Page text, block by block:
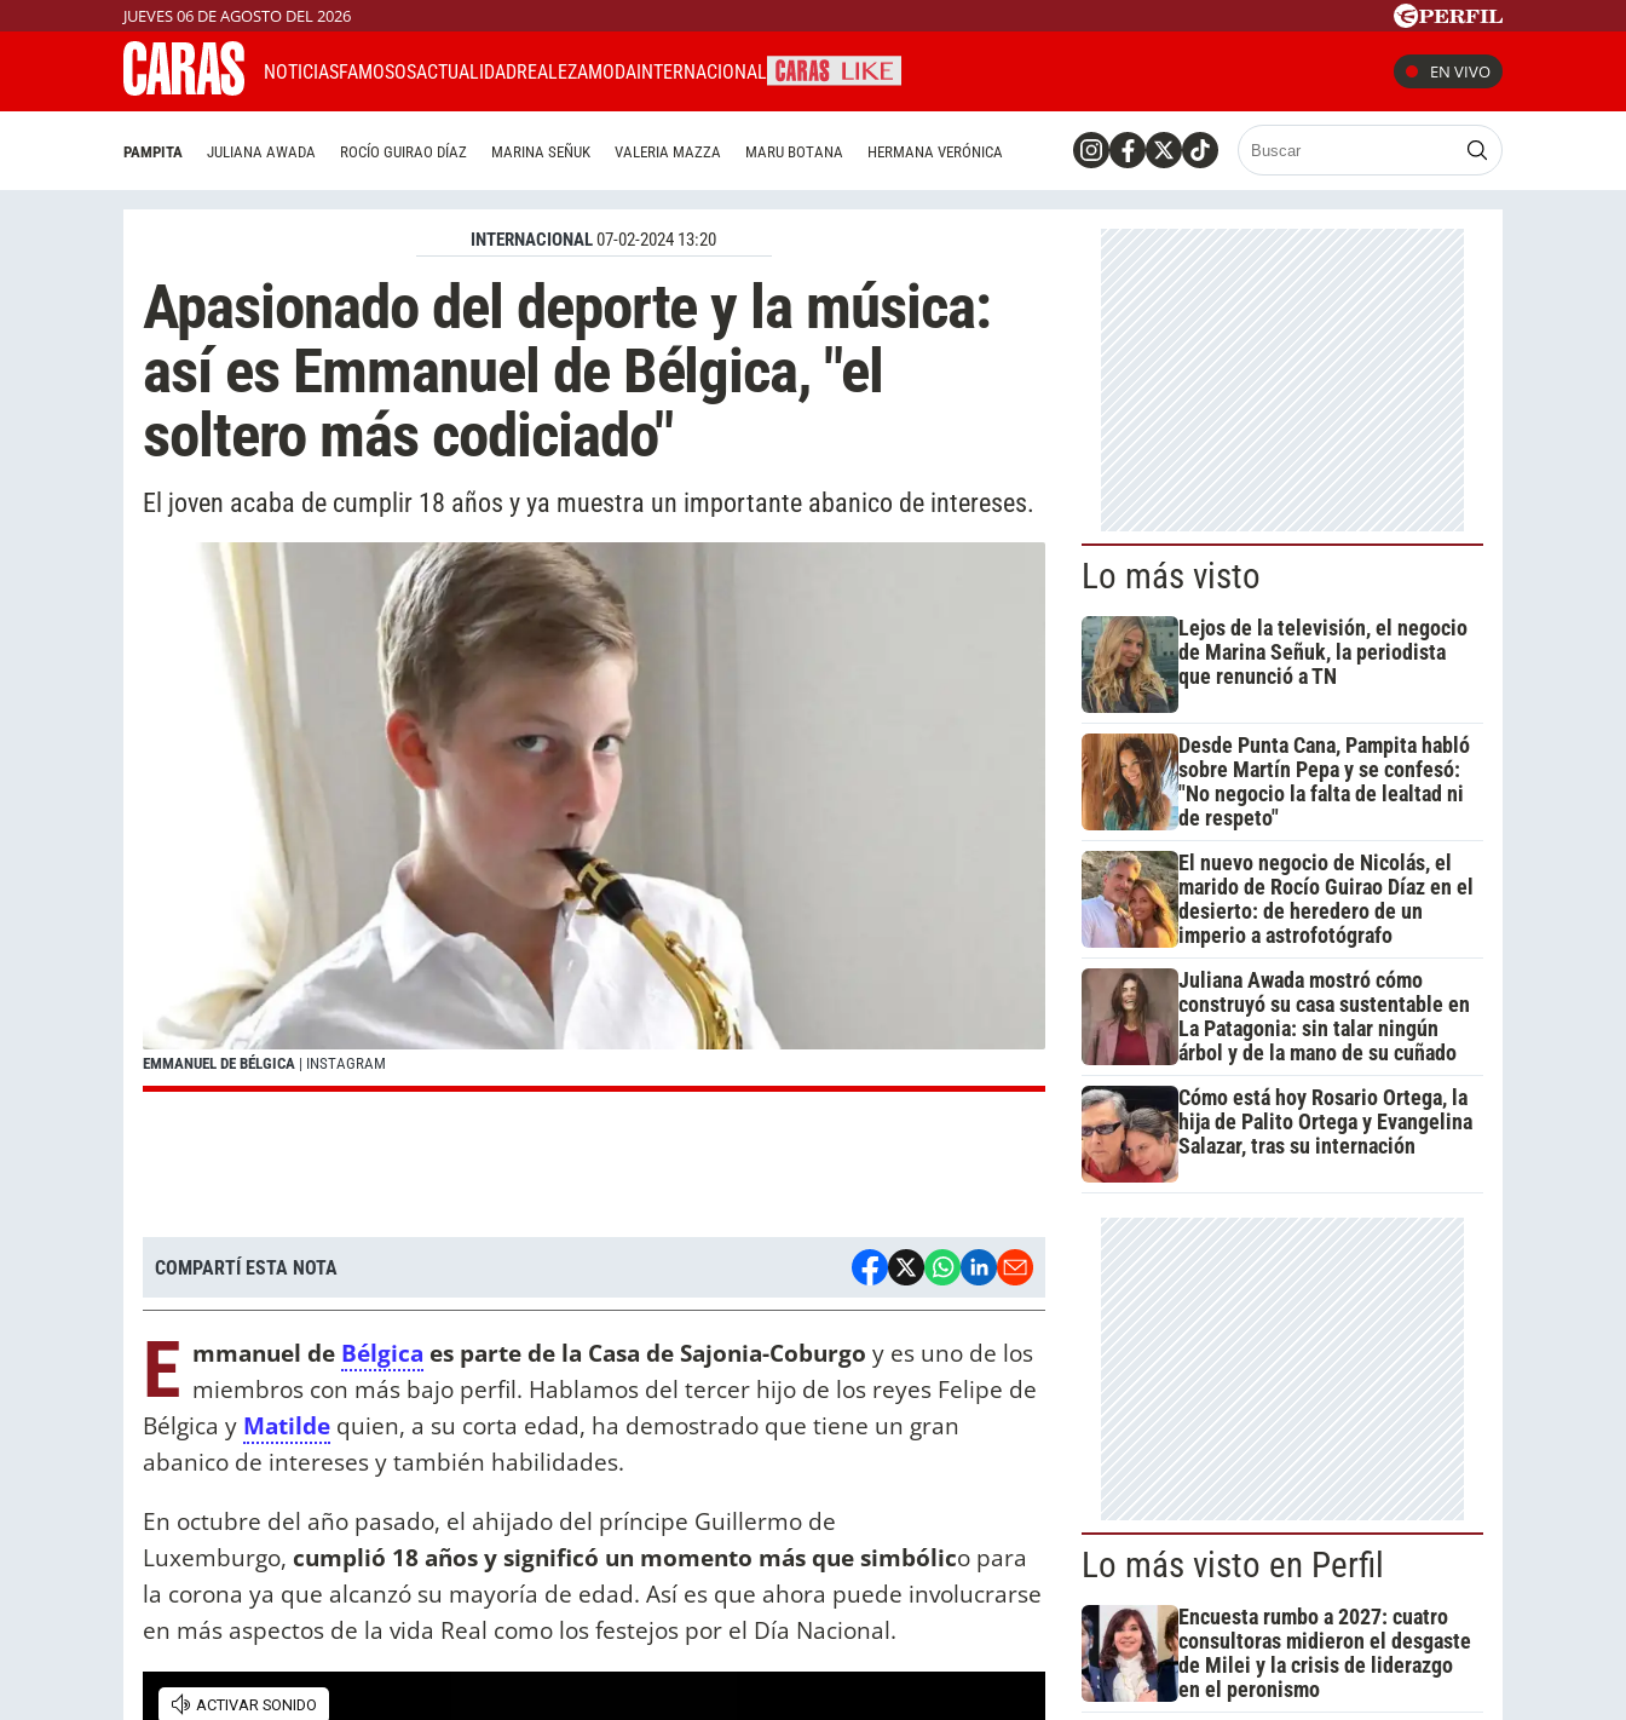
JUEVES 06 DE AGOSTO DEL 2026
NOTICIASFAMOSOSACTUALIDADREALEZAMODAINTERNACIONAL EN VIVO
PAMPITA JULIANA AWADA ROCÍO GUIRAO DÍAZ MARINA SEÑUK VALERIA MAZZA MARU BOTANA HERMANA VERÓNICA
INTERNACIONAL07-02-2024 13:20
Apasionado del deporte y la música:
así es Emmanuel de Bélgica, "el
soltero más codiciado"
El joven acaba de cumplir 18 años y ya muestra un importante abanico de intereses.
EMMANUEL DE BÉLGICA | INSTAGRAM
COMPARTÍ ESTA NOTA
E mmanuel de Bélgica es parte de la Casa de Sajonia-Coburgo y es uno de los
miembros con más bajo perfil. Hablamos del tercer hijo de los reyes Felipe de
Bélgica y Matilde quien, a su corta edad, ha demostrado que tiene un gran
abanico de intereses y también habilidades.
En octubre del año pasado, el ahijado del príncipe Guillermo de
Luxemburgo, cumplió 18 años y significó un momento más que simbólico para
la corona ya que alcanzó su mayoría de edad. Así es que ahora puede involucrarse
en más aspectos de la vida Real como los festejos por el Día Nacional.
Lo más visto
Lejos de la televisión, el negocio
de Marina Señuk, la periodista
que renunció a TN
Desde Punta Cana, Pampita habló
sobre Martín Pepa y se confesó:
"No negocio la falta de lealtad ni
de respeto"
El nuevo negocio de Nicolás, el
marido de Rocío Guirao Díaz en el
desierto: de heredero de un
imperio a astrofotógrafo
Juliana Awada mostró cómo
construyó su casa sustentable en
La Patagonia: sin talar ningún
árbol y de la mano de su cuñado
Cómo está hoy Rosario Ortega, la
hija de Palito Ortega y Evangelina
Salazar, tras su internación
Lo más visto en Perfil
Encuesta rumbo a 2027: cuatro
consultoras midieron el desgaste
de Milei y la crisis de liderazgo
en el peronismo